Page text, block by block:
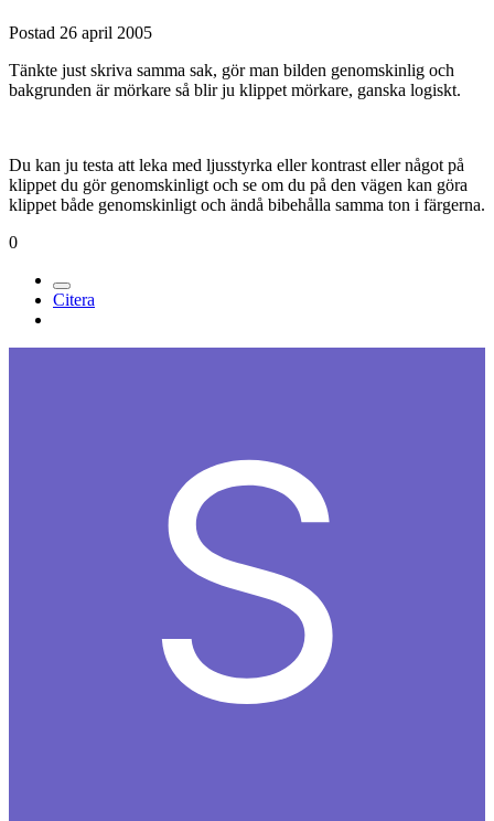
Postad 26 april 2005
Tänkte just skriva samma sak, gör man bilden genomskinlig och
bakgrunden är mörkare så blir ju klippet mörkare, ganska logiskt.
Du kan ju testa att leka med ljusstyrka eller kontrast eller något på
klippet du gör genomskinligt och se om du på den vägen kan göra
klippet både genomskinligt och ändå bibehålla samma ton i färgerna.
0
Citera